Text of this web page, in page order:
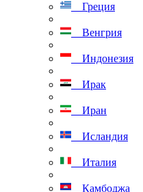
Греция
Венгрия
Индонезия
Ирак
Иран
Исландия
Италия
Камбоджа